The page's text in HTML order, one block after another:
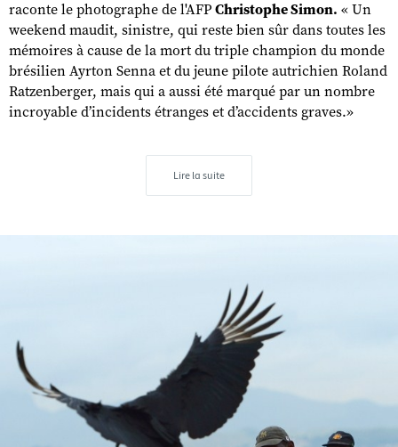
raconte le photographe de l'AFP Christophe Simon. « Un
weekend maudit, sinistre, qui reste bien sûr dans toutes les
mémoires à cause de la mort du triple champion du monde
brésilien Ayrton Senna et du jeune pilote autrichien Roland
Ratzenberger, mais qui a aussi été marqué par un nombre
incroyable d’incidents étranges et d’accidents graves.»
Lire la suite